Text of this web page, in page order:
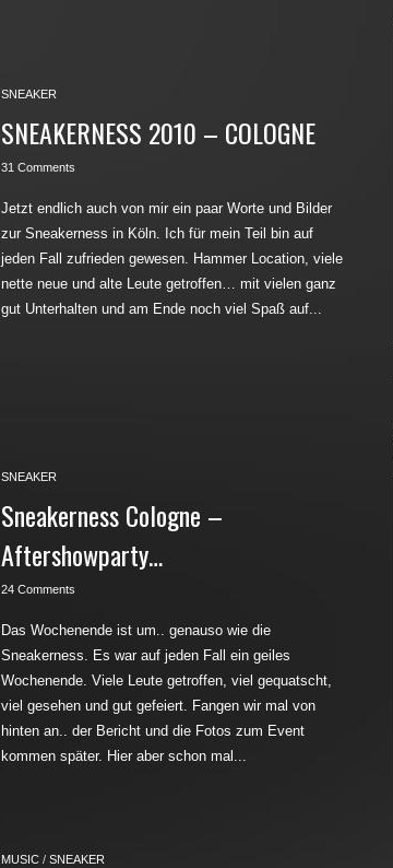
SNEAKER
SNEAKERNESS 2010 – COLOGNE
31 Comments
Jetzt endlich auch von mir ein paar Worte und Bilder
zur Sneakerness in Köln. Ich für mein Teil bin auf
jeden Fall zufrieden gewesen. Hammer Location, viele
nette neue und alte Leute getroffen… mit vielen ganz
gut Unterhalten und am Ende noch viel Spaß auf...
SNEAKER
Sneakerness Cologne –
Aftershowparty…
24 Comments
Das Wochenende ist um.. genauso wie die
Sneakerness. Es war auf jeden Fall ein geiles
Wochenende. Viele Leute getroffen, viel gequatscht,
viel gesehen und gut gefeiert. Fangen wir mal von
hinten an.. der Bericht und die Fotos zum Event
kommen später. Hier aber schon mal...
MUSIC / SNEAKER